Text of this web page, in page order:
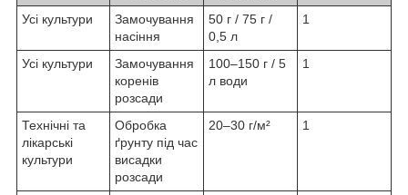
Усі культури
Замочування
насіння
50 г / 75 г /
0,5 л
1
Усі культури
Замочування
коренів
розсади
100–150 г / 5
л води
1
Технічні та
лікарські
культури
Обробка
ґрунту під час
висадки
розсади
20–30 г/м² 1